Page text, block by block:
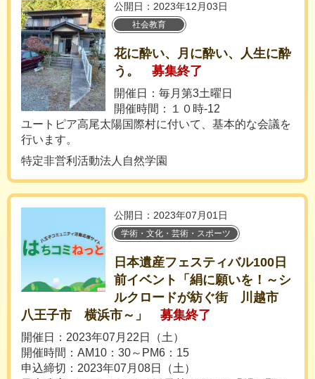
公開日：2023年12月03日
社会教育
花に酔い、月に酔い、人生に酔
う。
募集終了
開催日：毎月第3土曜日
開催時間：１０時-12
ユートピア高尾太陽国際村に付いて、基本的な会議を
行います。
特定非営利活動法人自然学園
公開日：2023年07月01日
学術・文化・芸術・スポーツ
日本遺産フェスティバル100日
前イベント「絹に願いを！～シ
ルクロードが紡ぐ街 川越市
八王子市 横浜市～」
募集終了
開催日：2023年07月22日（土）
開催時間：AM10：30～PM6：15
申込締切：2023年07月08日（土）